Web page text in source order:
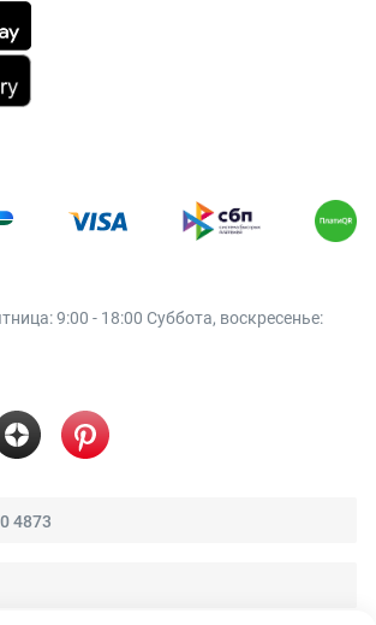
9:00 - 18:00 Суббота, воскресенье:
4873